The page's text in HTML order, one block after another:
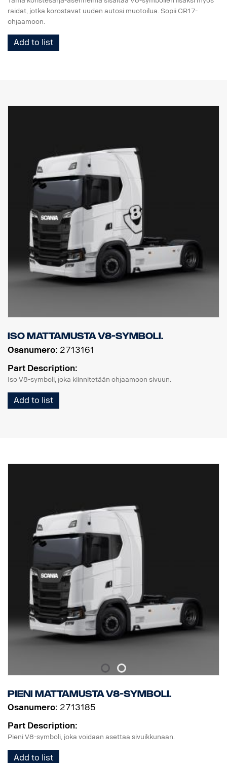
raidat, jotka korostavat uuden autosi muotoilua. Sopii CR17-
ohjaamoon.
Add to list
Iso mattamusta V8-symboli.
Osanumero: 2713161
Part Description:
Iso V8-symboli, joka kiinnitetään ohjaamoon sivuun.
Add to list
Pieni mattamusta V8-symboli.
Osanumero: 2713185
Part Description:
Pieni V8-symboli, joka voidaan asettaa sivuikkunaan.
Add to list